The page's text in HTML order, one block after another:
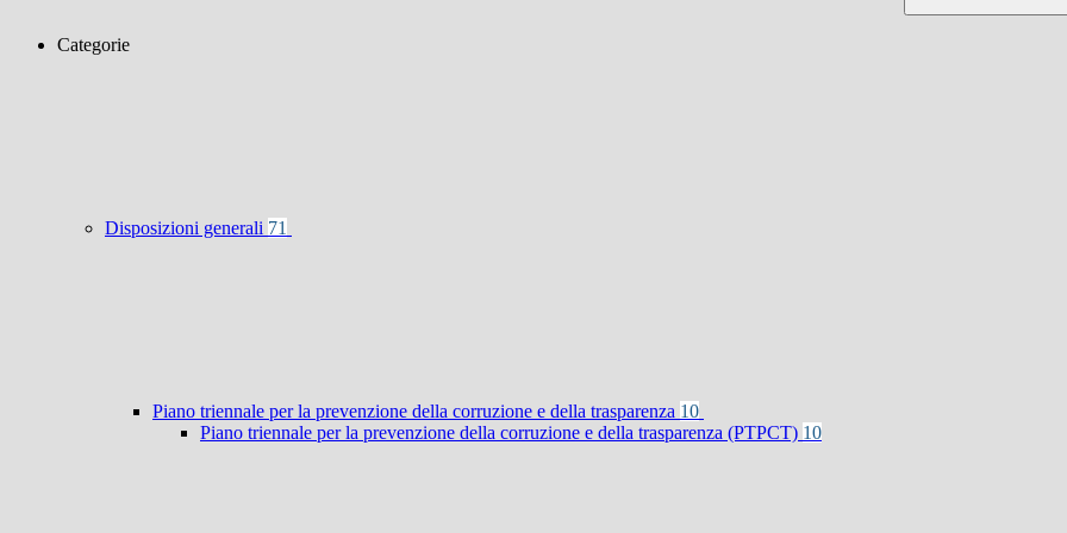
Categorie
Disposizioni generali 71
Piano triennale per la prevenzione della corruzione e della trasparenza 10
Piano triennale per la prevenzione della corruzione e della trasparenza (PTPCT) 10